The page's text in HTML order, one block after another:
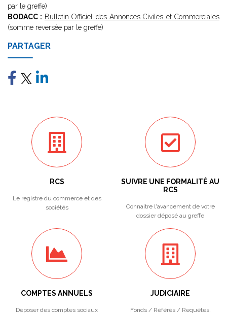
par le greffe)
BODACC : Bulletin Officiel des Annonces Civiles et Commerciales
(somme reversée par le greffe)
PARTAGER
RCS
Le registre du commerce et des
sociétés
SUIVRE UNE FORMALITÉ AU
RCS
Connaitre l'avancement de votre
dossier déposé au greffe
COMPTES ANNUELS
Déposer des comptes sociaux
JUDICIAIRE
Fonds / Référés / Requêtes.